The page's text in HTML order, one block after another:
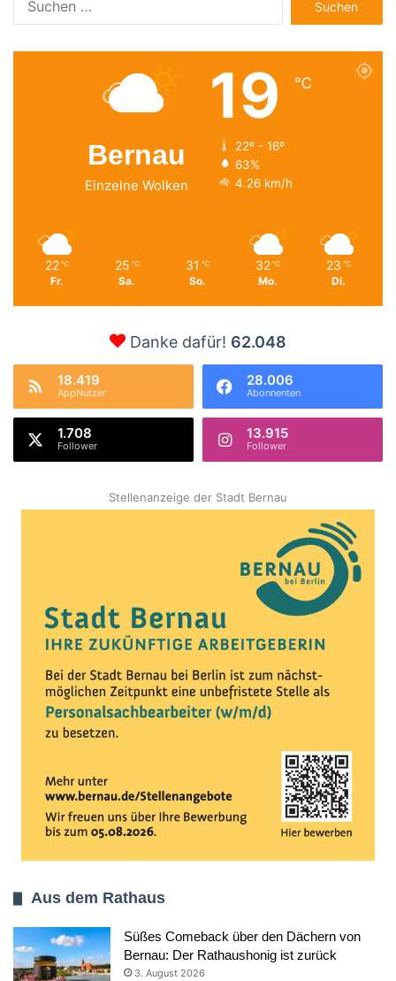
nach:
Bernau
Einzelne Wolken
19 ℃
22º - 16º
63%
4.26 km/h
22 ℃
Fr.
25 ℃
Sa.
31 ℃
So.
32 ℃
Mo.
23 ℃
Di.
Danke dafür! 62.048
18.419
AppNutzer
28.006
Abonnenten
1.708
Follower
13.915
Follower
Stellenanzeige der Stadt Bernau
Aus dem Rathaus
Süßes Comeback über den Dächern von
Bernau: Der Rathaushonig ist zurück
3. August 2026